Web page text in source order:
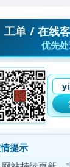
工单 / 在线
优先
提示